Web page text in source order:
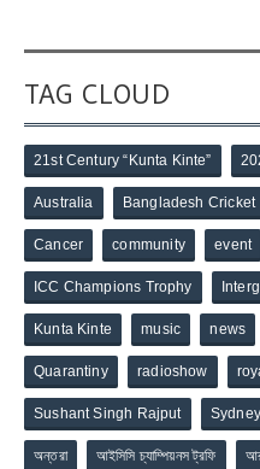
TAG CLOUD
21st Century “Kunta Kinte”
Australia Bangladesh Cricket
Cancer community event
ICC Champions Trophy
Kunta Kinte music news
Quarantiny radioshow
Sushant Singh Rajput Sydney
অন্তরা আইসিসি চ্যাম্পিয়নস ট্রফি